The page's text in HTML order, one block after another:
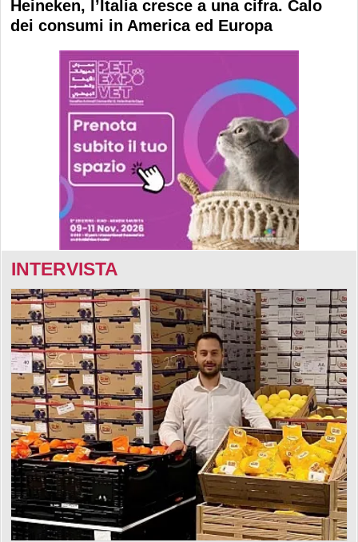
Heineken, l’Italia cresce a una cifra. Calo
dei consumi in America ed Europa
INTERVISTA